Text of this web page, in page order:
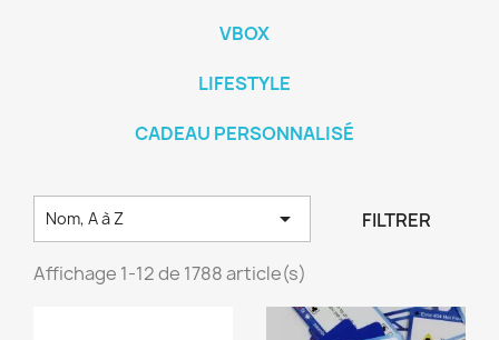
VBOX
LIFESTYLE
CADEAU PERSONNALISÉ
Nom, A à Z  FILTRER
Affichage 1-12 de 1788 article(s)